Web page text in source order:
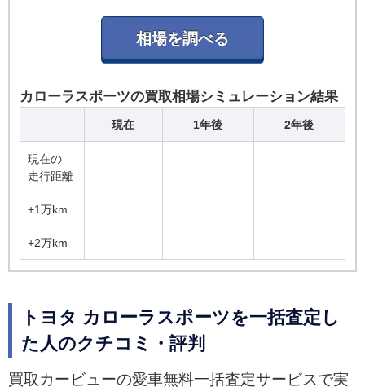
カローラスポーツの買取相場シミュレーション結果
現在 1年後 2年後
現在の
走行距離
+1万km
+2万km
トヨタ カローラスポーツを一括査定し
た人のクチコミ・評判
買取カービューの愛車無料一括査定サービスで実